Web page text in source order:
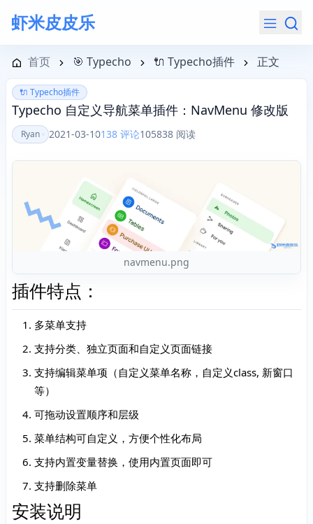
虾米皮皮乐
航菜单
首页 🎯 Typecho 🔌 Typecho插件 正文
🔌 Typecho插件
Typecho 自定义导航菜单插件：NavMenu 修改版
Ryan 2021-03-10138 评论105838 阅读
navmenu.png
插件特点：
多菜单支持
支持分类、独立页面和自定义页面链接
支持编辑菜单项（自定义菜单名称，自定义class, 新窗口
等）
可拖动设置顺序和层级
菜单结构可自定义，方便个性化布局
支持内置变量替换，使用内置页面即可
支持删除菜单
安装说明